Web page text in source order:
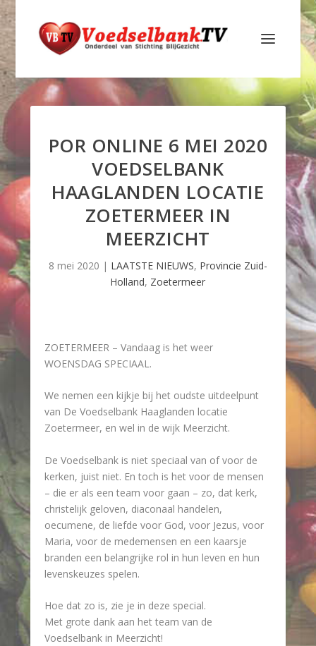
POR ONLINE 6 MEI 2020
VOEDSELBANK
HAAGLANDEN LOCATIE
ZOETERMEER IN
MEERZICHT
8 mei 2020 | LAATSTE NIEUWS, Provincie Zuid-
Holland, Zoetermeer
ZOETERMEER – Vandaag is het weer
WOENSDAG SPECIAAL.
We nemen een kijkje bij het oudste uitdeelpunt
van De Voedselbank Haaglanden locatie
Zoetermeer, en wel in de wijk Meerzicht.
De Voedselbank is niet speciaal van of voor de
kerken, juist niet. En toch is het voor de mensen
– die er als een team voor gaan – zo, dat kerk,
christelijk geloven, diaconaal handelen,
oecumene, de liefde voor God, voor Jezus, voor
Maria, voor de medemensen en een kaarsje
branden een belangrijke rol in hun leven en hun
levenskeuzes spelen.
Hoe dat zo is, zie je in deze special.
Met grote dank aan het team van de
Voedselbank in Meerzicht!